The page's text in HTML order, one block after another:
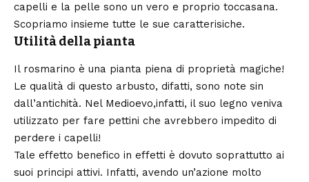
capelli e la pelle sono un vero e proprio toccasana.
Scopriamo insieme tutte le sue caratterisiche.
Utilità della pianta
Il rosmarino è una pianta piena di proprietà magiche!
Le qualità di questo arbusto, difatti, sono note sin
dall’antichità. Nel Medioevo,infatti, il suo legno veniva
utilizzato per fare pettini che avrebbero impedito di
perdere i capelli!
Tale effetto benefico in effetti è dovuto soprattutto ai
suoi principi attivi. Infatti, avendo un’azione molto